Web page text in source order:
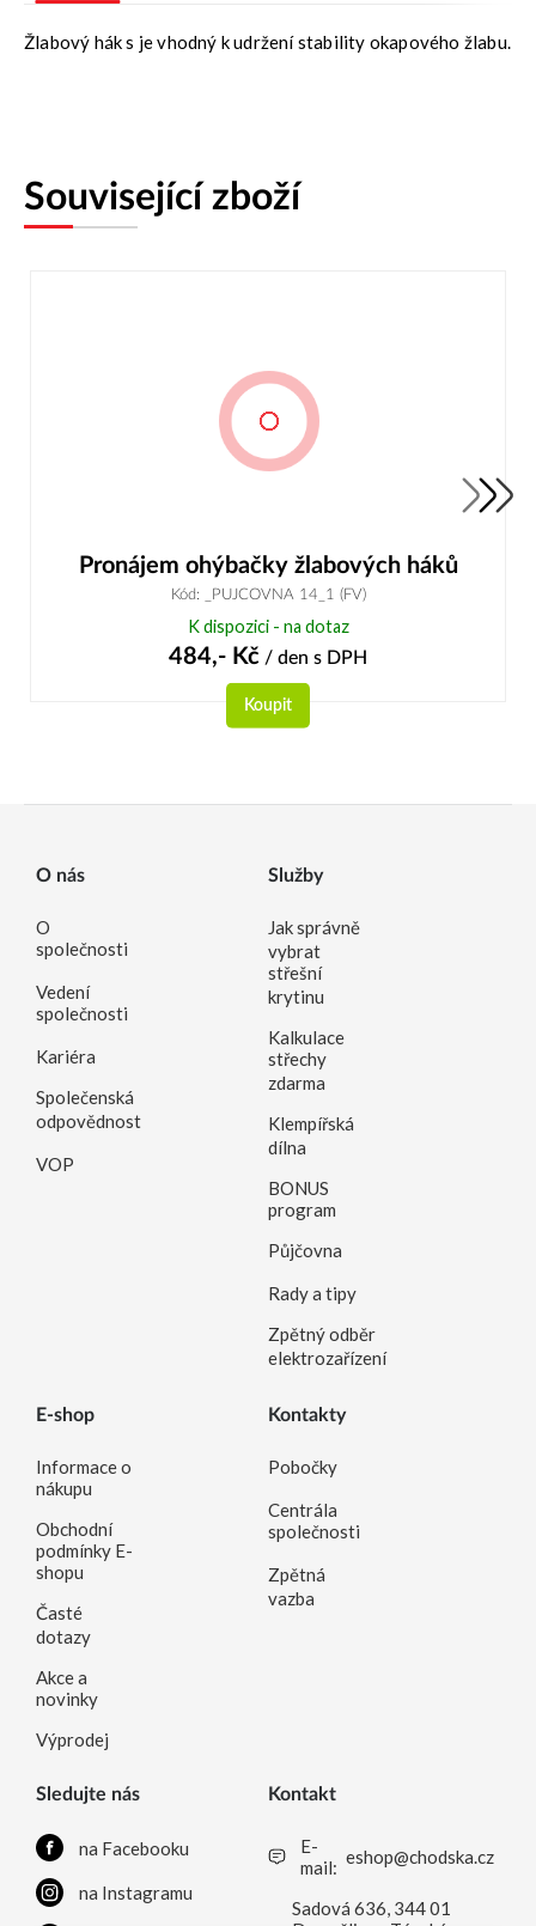
Žlabový hák s je vhodný k udržení stability okapového žlabu.
Související zboží
Pronájem ohýbačky žlabových háků
Kód: _PUJCOVNA 14_1 (FV)
K dispozici - na dotaz
484,- Kč / den s DPH
Koupit
O nás
O
společnosti
Vedení
společnosti
Kariéra
Společenská
odpovědnost
VOP
Služby
Jak správně
vybrat
střešní
krytinu
Kalkulace
střechy
zdarma
Klempířská
dílna
BONUS
program
Půjčovna
Rady a tipy
Zpětný odběr
elektrozařízení
E-shop
Informace o
nákupu
Obchodní
podmínky E-
shopu
Časté
dotazy
Akce a
novinky
Výprodej
Kontakty
Pobočky
Centrála
společnosti
Zpětná
vazba
Sledujte nás
na Facebooku
na Instagramu
Kontakt
E-
mail: eshop@chodska.cz
Sadová 636, 344 01